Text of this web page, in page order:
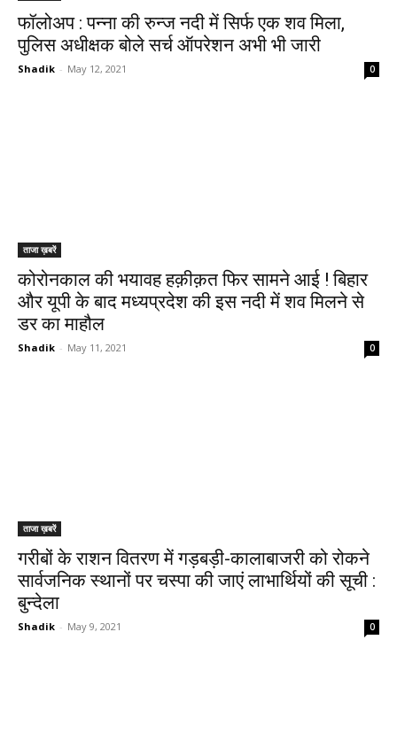
फॉलोअप : पन्ना की रुन्ज नदी में सिर्फ एक शव मिला,
पुलिस अधीक्षक बोले सर्च ऑपरेशन अभी भी जारी
Shadik - May 12, 2021 0
ताजा ख़बरें
कोरोनकाल की भयावह हक़ीक़त फिर सामने आई ! बिहार
और यूपी के बाद मध्यप्रदेश की इस नदी में शव मिलने से
डर का माहौल
Shadik - May 11, 2021 0
ताजा ख़बरें
गरीबों के राशन वितरण में गड़बड़ी-कालाबाजरी को रोकने
सार्वजनिक स्थानों पर चस्पा की जाएं लाभार्थियों की सूची :
बुन्देला
Shadik - May 9, 2021 0